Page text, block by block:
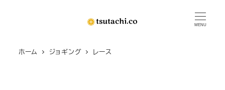
MENU
ホーム ジョギング レース